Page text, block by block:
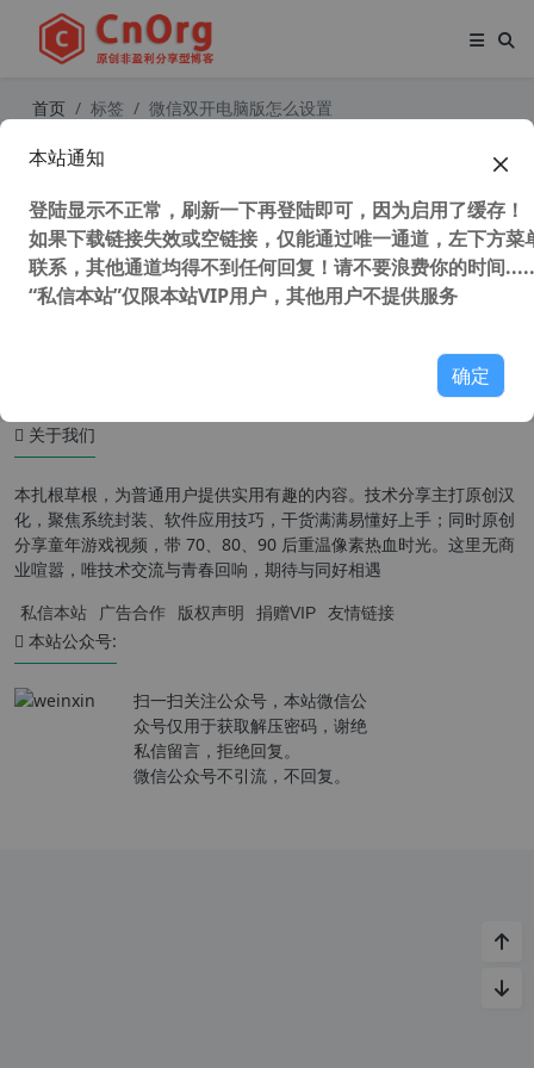
首页 标签 微信双开电脑版怎么设置
独家 企业带宽救星！ 微信v4.1.1.19 x
改官方文件
关于我们
本扎根草根，为普通用户提供实用有趣的内容。技术分享主打原创汉
化，聚焦系统封装、软件应用技巧，干货满满易懂好上手；同时原创
分享童年游戏视频，带 70、80、90 后重温像素热血时光。这里无商
业喧嚣，唯技术交流与青春回响，期待与同好相遇
私信本站 广告合作 版权声明 捐赠VIP 友情链接
本站公众号:
扫一扫关注公众号，本站微信公
众号仅用于获取解压密码，谢绝
私信留言，拒绝回复。
微信公众号不引流，不回复。
本站通知
登陆显示不正常，刷新一下再登陆即可，因为启用了缓存！
如果下载链接失效或空链接，仅能通过唯一通道，左下方菜
联系，其他通道均得不到任何回复！请不要浪费你的时间
“私信本站”仅限本站VIP用户，其他用户不提供服务
确定